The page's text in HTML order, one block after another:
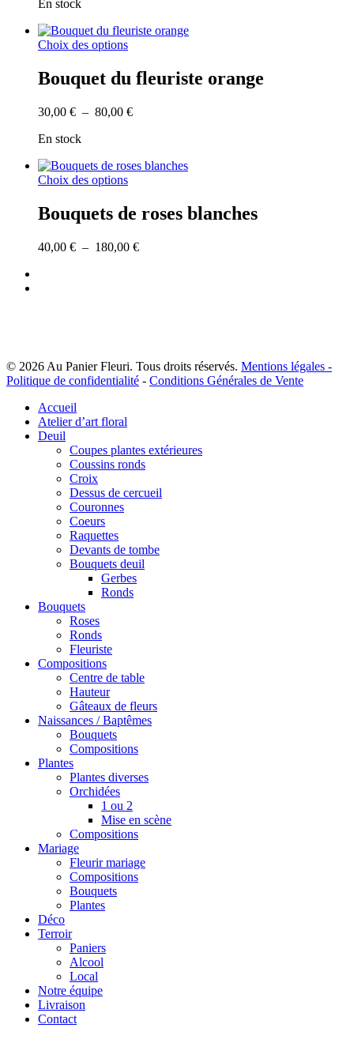
être
choisies
sur
page
produit
à
En stock
Choix des optionsCe
a
plusieurs
Les
être
choisies
sur
page
produit
Bouquet du fleuriste orange
30,00 € – 80,00 €Plage
à
En stock
Choix des optionsCe
plusieurs
Les
du
produit
Bouquets de roses blanches
40,00 € – 180,00 €Plage
© 2026 Au Panier Fleuri. Tous droits réservés. Mentions légales -
Politique de confidentialité - Conditions Générales de Vente
Close
Menu
Accueil
Atelier d’art floral
Deuil
Coupes plantes extérieures
Coussins ronds
Croix
Dessus de cercueil
Couronnes
Coeurs
Raquettes
Devants de tombe
Bouquets deuil
Gerbes
Ronds
Bouquets
Roses
Ronds
Fleuriste
Compositions
Centre de table
Hauteur
Gâteaux de fleurs
Naissances / Baptêmes
Bouquets
Compositions
Plantes
Plantes diverses
Orchidées
1 ou 2
Mise en scène
Compositions
Mariage
Fleurir mariage
Compositions
Bouquets
Plantes
Déco
Terroir
Paniers
Alcool
Local
Notre équipe
Livraison
Contact